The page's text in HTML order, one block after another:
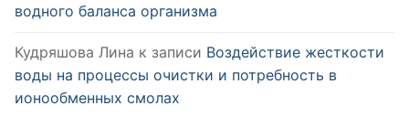
водного баланса организма
Кудряшова Лина к записи Воздействие жесткости
воды на процессы очистки и потребность в
ионообменных смолах